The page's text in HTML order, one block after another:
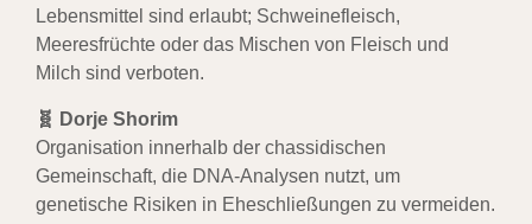
Lebensmittel sind erlaubt; Schweinefleisch,
Meeresfrüchte oder das Mischen von Fleisch und
Milch sind verboten.
🧬 Dorje Shorim
Organisation innerhalb der chassidischen
Gemeinschaft, die DNA-Analysen nutzt, um
genetische Risiken in Eheschließungen zu vermeiden.